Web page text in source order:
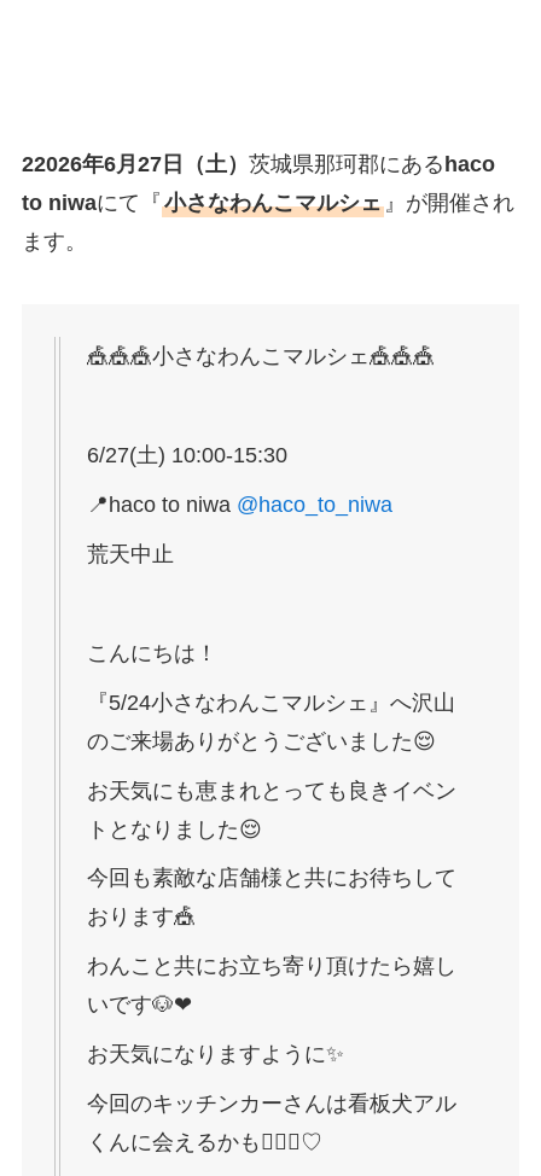
22026年6月27日（土） 茨城県那珂郡にある haco
to niwaにて『小さなわんこマルシェ』が開催され
ます。
🎪🎪🎪小さなわんこマルシェ🎪🎪🎪
6/27(土) 10:00-15:30
📍haco to niwa @haco_to_niwa
荒天中止
こんにちは！
『5/24小さなわんこマルシェ』へ沢山
のご来場ありがとうございました😌
⁡お天気にも恵まれとっても良きイベン
トとなりました😌
今回も素敵な店舗様と共にお待ちして
おります🎪
わんこと共にお立ち寄り頂けたら嬉し
いです🐶❤︎
お天気になりますように✨️
今回のキッチンカーさんは看板犬アル
くんに会えるかも🐕‍🦺🐾♡